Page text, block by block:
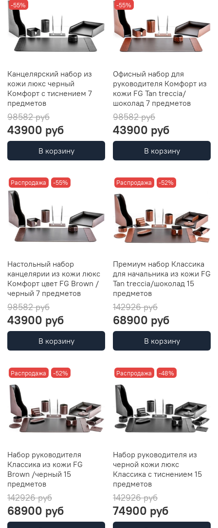
-55%
Канцелярский набор из
кожи люкс черный
Комфорт с тиснением 7
предметов
98582 руб
43900 руб
В корзину
-55%
Офисный набор для
руководителя Комфорт из
кожи FG Tan treccia/
шоколад 7 предметов
98582 руб
43900 руб
В корзину
Распродажа -55%
Настольный набор
канцелярии из кожи люкс
Комфорт цвет FG Brown /
черный 7 предметов
98582 руб
43900 руб
В корзину
Распродажа -52%
Премиум набор Классика
для начальника из кожи FG
Tan treccia/шоколад 15
предметов
142926 руб
68900 руб
В корзину
Распродажа -52%
Набор руководителя
Классика из кожи FG
Brown /черный 15
предметов
142926 руб
68900 руб
Распродажа -48%
Набор руководителя из
черной кожи люкс
Классика с тиснением 15
предметов
142926 руб
74900 руб